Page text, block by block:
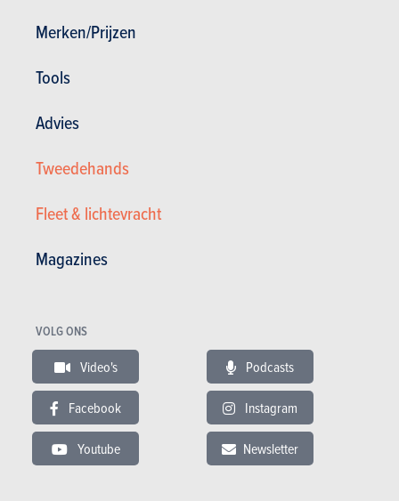
Merken/Prijzen
Tools
Advies
Tweedehands
Fleet & lichtevracht
Magazines
VOLG ONS
Video's Podcasts
Facebook Instagram
Youtube Newsletter
Park Distance Control
Elektrische spiegels
Achterbank neerklapbaar
Verduisterde ruiten
Multifunctioneel stuur
Bluetooth
Trekhaak
Lichtmetalen velgen
Winterbanden
Dak rails
ABS
Airbag hoofd